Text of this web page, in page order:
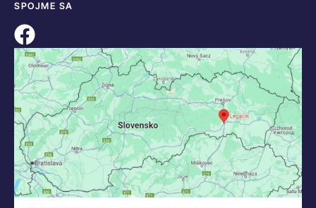
SPOJME SA